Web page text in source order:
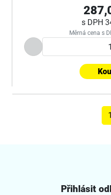
s DPH
Měrná cena s
1
Přihlásit